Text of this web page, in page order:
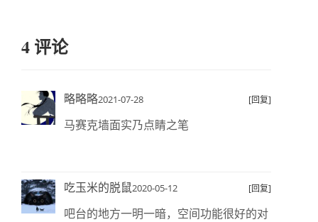
4 评论
略略略2021-07-28 [回复]
马赛克墙面实乃点睛之笔
吃玉米的脱鼠2020-05-12 [回复]
吧台的地方一明一暗，空间功能很好的对